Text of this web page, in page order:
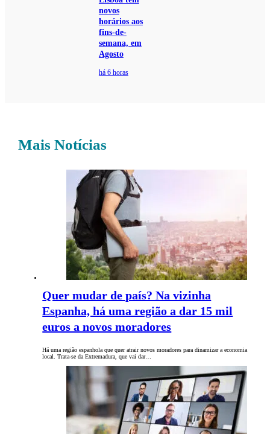
novos
horários aos
fins-de-
semana, em
Agosto
há 6 horas
Mais Notícias
Quer mudar de país? Na vizinha
Espanha, há uma região a dar 15 mil
euros a novos moradores
Há uma região espanhola que quer atrair novos moradores para dinamizar a economia
local. Trata-se da Extremadura, que vai dar…